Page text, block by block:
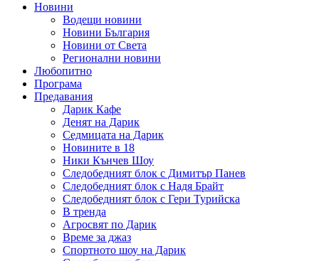
Новини
Водещи новини
Новини България
Новини от Света
Регионални новини
Любопитно
Програма
Предавания
Дарик Кафе
Денят на Дарик
Седмицата на Дарик
Новините в 18
Ники Кънчев Шоу
Следобедният блок с Димитър Панев
Следобедният блок с Надя Брайт
Следобедният блок с Гери Турийска
В тренда
Агросвят по Дарик
Време за джаз
Спортното шоу на Дарик